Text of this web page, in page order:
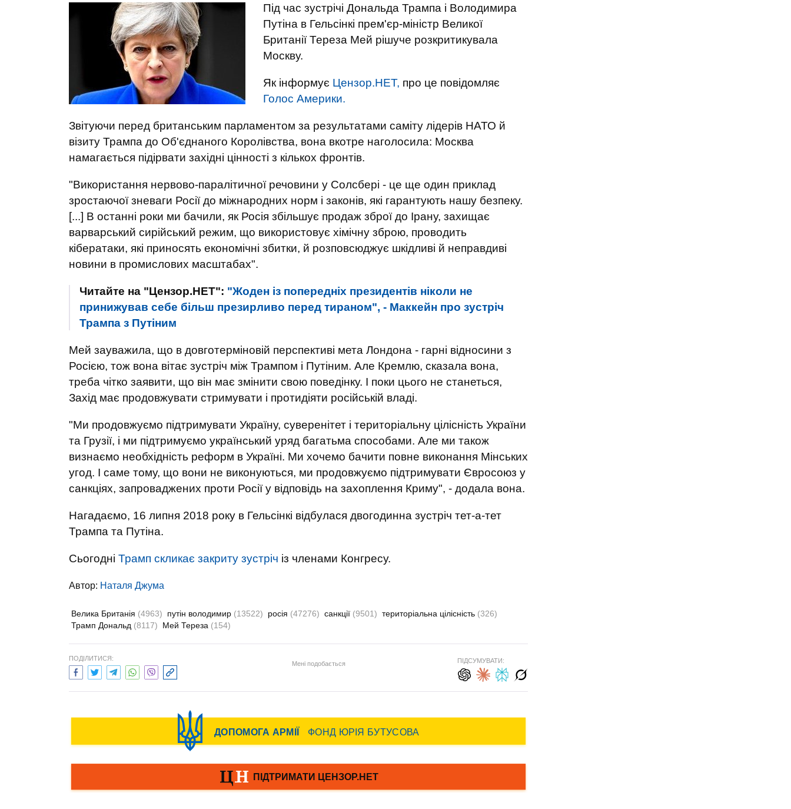
Під час зустрічі Дональда Трампа і Володимира
Путіна в Гельсінкі прем'єр-міністр Великої
Британії Тереза ​​Мей рішуче розкритикувала
Москву.
Як інформує Цензор.НЕТ, про це повідомляє
Голос Америки.
Звітуючи перед британським парламентом за результатами саміту лідерів НАТО й
візиту Трампа до Об'єднаного Королівства, вона вкотре наголосила: Москва
намагається підірвати західні цінності з кількох фронтів.
"Використання нервово-паралітичної речовини у Солсбері - це ще один приклад
зростаючої зневаги Росії до міжнародних норм і законів, які гарантують нашу безпеку.
[...] В останні роки ми бачили, як Росія збільшує продаж зброї до Ірану, захищає
варварський сирійський режим, що використовує хімічну зброю, проводить
кібератаки, які приносять економічні збитки, й розповсюджує шкідливі й неправдиві
новини в промислових масштабах".
Читайте на "Цензор.НЕТ": "Жоден із попередніх президентів ніколи не
принижував себе більш презирливо перед тираном", - Маккейн про зустріч
Трампа з Путіним
Мей зауважила, що в довготерміновій перспективі мета Лондона - гарні відносини з
Росією, тож вона вітає зустріч між Трампом і Путіним. Але Кремлю, сказала вона,
треба чітко заявити, що він має змінити свою поведінку. І поки цього не станеться,
Захід має продовжувати стримувати і протидіяти російській владі.
"Ми продовжуємо підтримувати Україну, суверенітет і територіальну цілісність України
та Грузії, і ми підтримуємо український уряд багатьма способами. Але ми також
визнаємо необхідність реформ в Україні. Ми хочемо бачити повне виконання Мінських
угод. І саме тому, що вони не виконуються, ми продовжуємо підтримувати Євросоюз у
санкціях, запроваджених проти Росії у відповідь на захоплення Криму", - додала вона.
Нагадаємо, 16 липня 2018 року в Гельсінкі відбулася двогодинна зустріч тет-а-тет
Трампа та Путіна.
Сьогодні Трамп скликає закриту зустріч із членами Конгресу.
Автор: Наталя Джума
Велика Британія (4963) путін володимир (13522) росія (47276) санкції (9501) територіальна цілісність (326)
Трамп Дональд (8117) Мей Тереза (154)
ПОДІЛИТИСЯ:
Мені подобається ПІДСУМУВАТИ: